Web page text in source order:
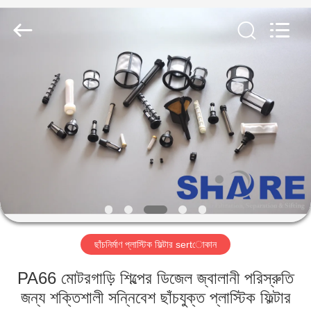
আমাদের
সম্বন্ধে
কারখানা
পরিদর্শন
Limited.
ছাঁচনির্মাণ প্লাস্টিক ফিল্টার sertোকান
PA66 মোটরগাড়ি শিল্পের ডিজেল জ্বালানী পরিস্রুতি
জন্য শক্তিশালী সন্নিবেশ ছাঁচযুক্ত প্লাস্টিক ফিল্টার